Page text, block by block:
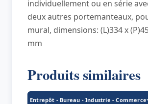
individuellement ou en série
deux autres portemanteaux,
mural, dimensions: (L)334 x
mm
Produits similaires
Entrepôt - Bureau - Industrie - Commerce